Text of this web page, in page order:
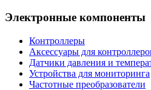
Электронные компоненты
Контроллеры
Аксессуары для
Датчики давления и
Устройства для мониторинга
Частотные преобразователи